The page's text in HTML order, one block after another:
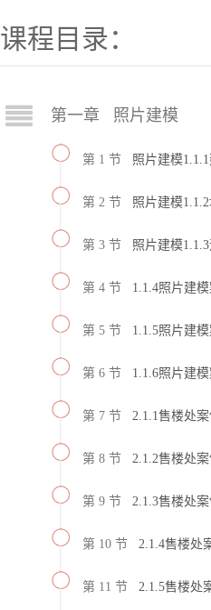
课程目录：
第一章 照片建模
第 1 节 照片建模
第 2 节 照片建模
第 3 节 照片建模
第 4 节 1.1.4照片建
第 5 节 1.1.5照片建
第 6 节 1.1.6照片建
第 7 节 2.1.1售楼处
第 8 节 2.1.2售楼处
第 9 节 2.1.3售楼处
第 10 节 2.1.4售楼处
第 11 节 2.1.5售楼处